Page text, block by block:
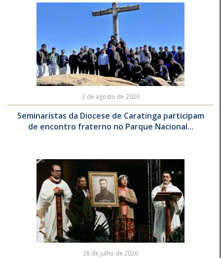
2 de agosto de 2026
Seminaristas da Diocese de Caratinga participam
de encontro fraterno no Parque Nacional...
28 de julho de 2026